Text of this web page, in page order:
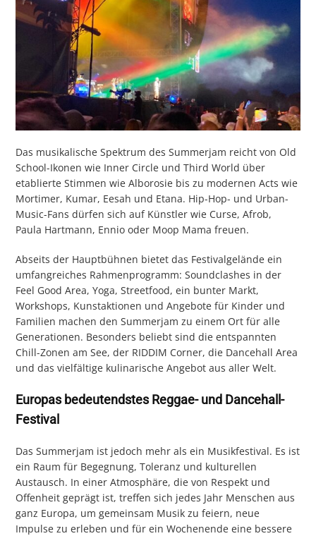
Das musikalische Spektrum des Summerjam reicht von Old
School-Ikonen wie Inner Circle und Third World über
etablierte Stimmen wie Alborosie bis zu modernen Acts wie
Mortimer, Kumar, Eesah und Etana. Hip-Hop- und Urban-
Music-Fans dürfen sich auf Künstler wie Curse, Afrob,
Paula Hartmann, Ennio oder Moop Mama freuen.
Abseits der Hauptbühnen bietet das Festivalgelände ein
umfangreiches Rahmenprogramm: Soundclashes in der
Feel Good Area, Yoga, Streetfood, ein bunter Markt,
Workshops, Kunstaktionen und Angebote für Kinder und
Familien machen den Summerjam zu einem Ort für alle
Generationen. Besonders beliebt sind die entspannten
Chill-Zonen am See, der RIDDIM Corner, die Dancehall Area
und das vielfältige kulinarische Angebot aus aller Welt.
Europas bedeutendstes Reggae- und Dancehall-
Festival
Das Summerjam ist jedoch mehr als ein Musikfestival. Es ist
ein Raum für Begegnung, Toleranz und kulturellen
Austausch. In einer Atmosphäre, die von Respekt und
Offenheit geprägt ist, treffen sich jedes Jahr Menschen aus
ganz Europa, um gemeinsam Musik zu feiern, neue
Impulse zu erleben und für ein Wochenende eine bessere